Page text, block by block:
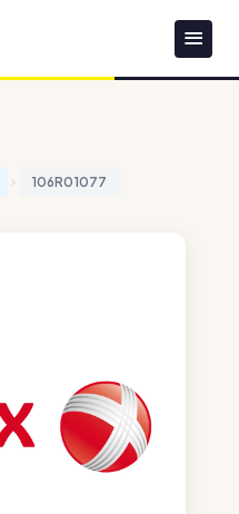
106R01077